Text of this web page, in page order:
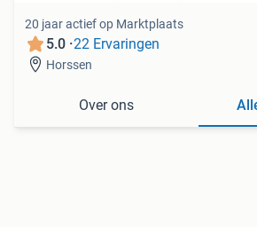
20 jaar actief op Marktplaats
5.0 ·22 Ervaringen
Horssen
Over ons